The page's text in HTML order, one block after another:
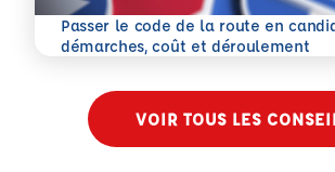
Passer le code de la route en
démarches, coût et déroulement
En savoir plus
VOIR TOUS LES